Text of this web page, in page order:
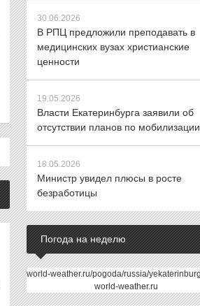
30.06.2026
В РПЦ предложили преподавать в
медицинских вузах христианские
ценности
19.05.2026
Власти Екатеринбурга заявили об
отсутствии планов по мобилизации
18.05.2026
Министр увидел плюсы в росте
безработицы
Погода на неделю
world-weather.ru